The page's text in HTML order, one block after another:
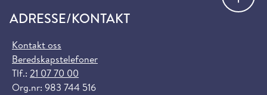
ADRESSE/KONTAKT
Kontakt oss
Beredskapstelefoner
Tlf.: 21 07 70 00
Org.nr: 983 744 516